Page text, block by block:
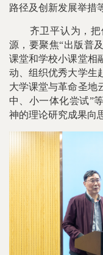
路径及创新发展举措
齐卫平认为，把
源，要聚焦“出版普
课堂和学校小课堂相
动、组织优秀大学生
大学课堂与革命圣地
中、小一体化尝试”
神的理论研究成果向